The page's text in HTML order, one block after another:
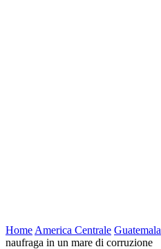
Home America Centrale Guatemala
naufraga in un mare di corruzione